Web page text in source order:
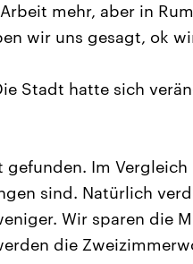
mehr, aber in
wir uns gesagt, ok
Stadt hatte sich
gefunden. Im
sind. Natürlich
Wir sparen die
die